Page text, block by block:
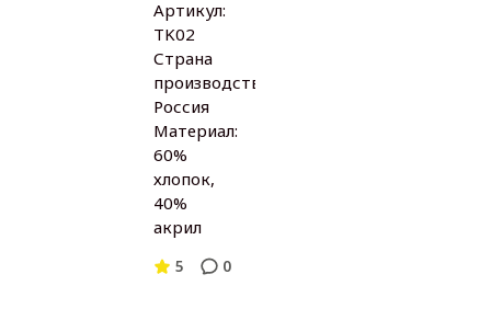
Артикул:
TK02
Страна
производства:
Россия
Материал:
60%
хлопок,
40%
акрил
5 0